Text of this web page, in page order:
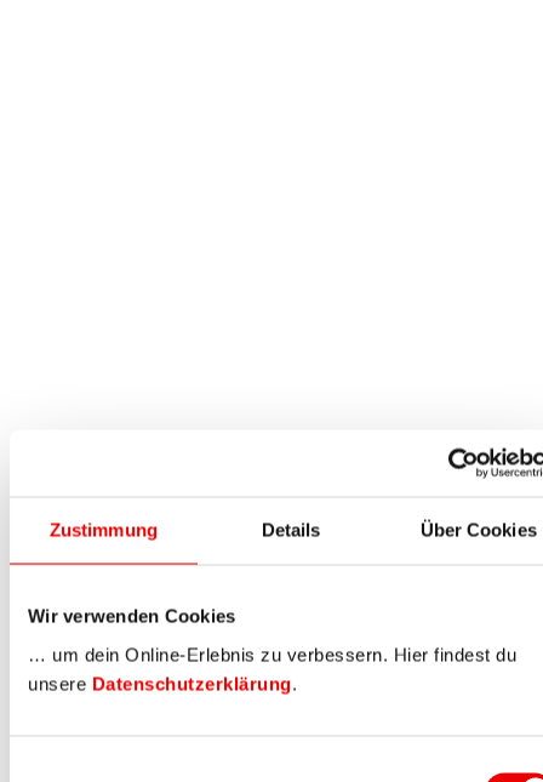
Zustimmung Details Über Cookies
Wir verwenden Cookies
… um dein Online-Erlebnis zu verbessern. Hier findest du
unsere Datenschutzerklärung.